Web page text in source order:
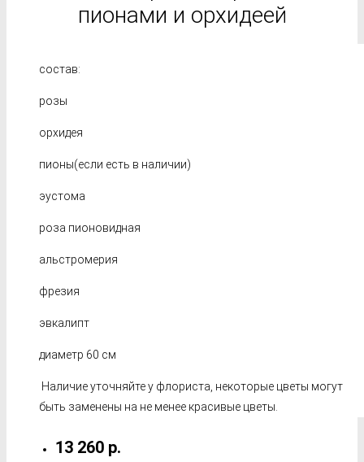
пионами и орхидеей
состав:
розы
орхидея
пионы(если есть в наличии)
эустома
роза пионовидная
альстромерия
фрезия
эвкалипт
диаметр 60 см
Наличие уточняйте у флориста, некоторые цветы могут
быть заменены на не менее красивые цветы.
13 260 р.